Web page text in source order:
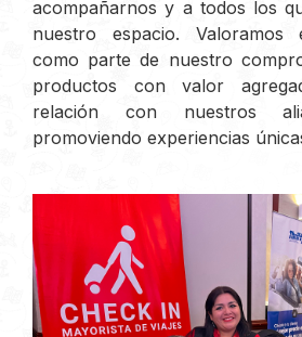
acompañarnos y a todos los
nuestro espacio. Valoramos
como parte de nuestro
productos con valor
relación con nuestros
promoviendo experiencias